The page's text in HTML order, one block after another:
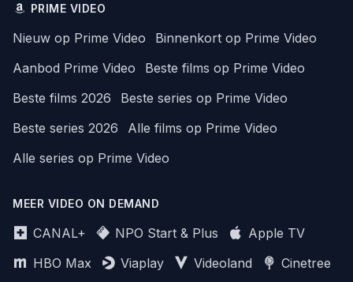
PRIME VIDEO
Nieuw op Prime Video
Binnenkort op Prime Video
Aanbod Prime Video
Beste films op Prime Video
Beste films 2026
Beste series op Prime Video
Beste series 2026
Alle films op Prime Video
Alle series op Prime Video
MEER VIDEO ON DEMAND
CANAL+ NPO Start & Plus
Apple TV
HBO Max
Viaplay Videoland Cinetree